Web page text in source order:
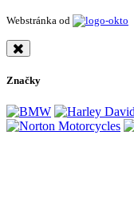
Webstránka od
Značky